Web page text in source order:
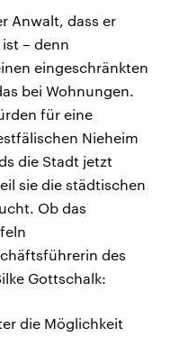
Anwalt, dass er
– denn
eingeschränkten
bei Wohnungen.
für eine
Nieheim
die Stadt jetzt
sie die städtischen
Ob das
des
Gottschalk:
die Möglichkeit